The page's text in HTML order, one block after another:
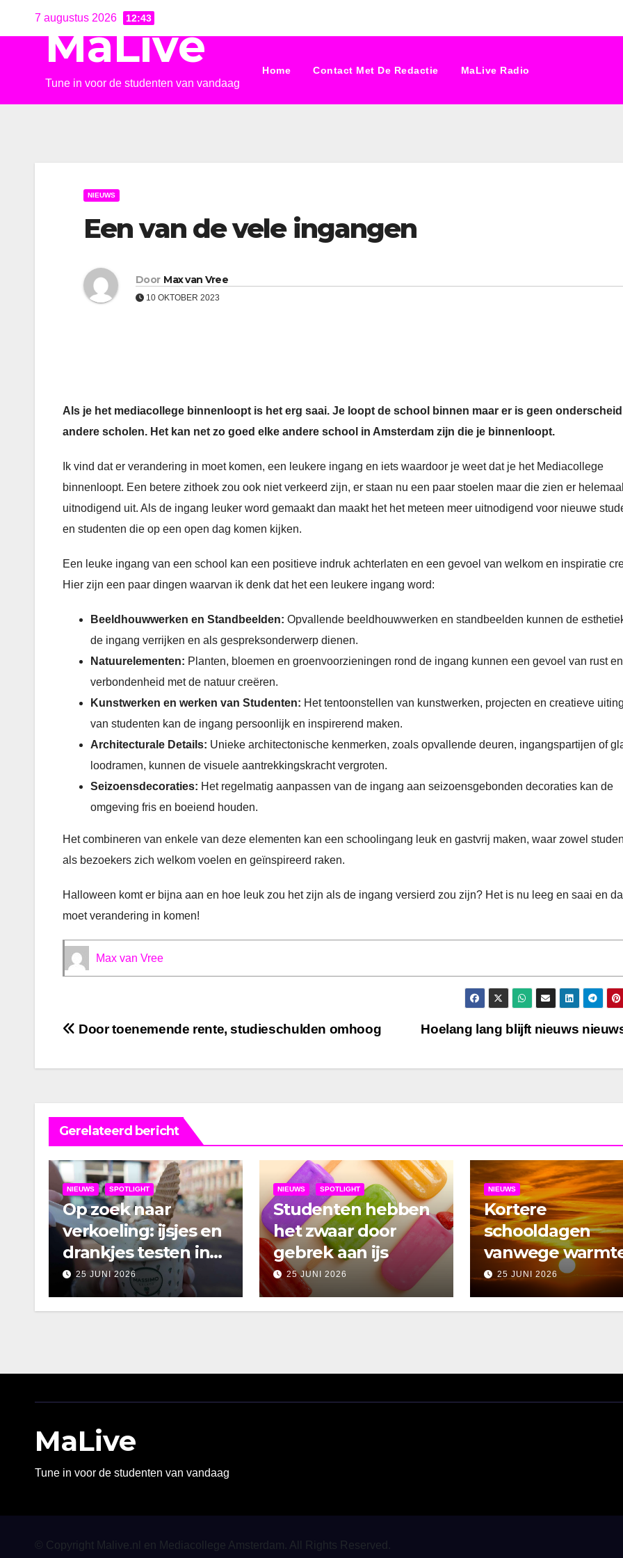
7 augustus 2026 12:43
MaLive
Tune in voor de studenten van vandaag
Home Contact Met De Redactie MaLive Radio
NIEUWS
Een van de vele ingangen
Door Max van Vree
10 OKTOBER 2023
Als je het mediacollege binnenloopt is het erg saai. Je loopt de school binnen maar er is geen
andere scholen. Het kan net zo goed elke andere school in Amsterdam zijn die je binnenloopt.
Ik vind dat er verandering in moet komen, een leukere ingang en iets waardoor je weet dat je het Mediacollege
binnenloopt. Een betere zithoek zou ook niet verkeerd zijn, er staan nu een paar stoelen maar die zien er
uitnodigend uit. Als de ingang leuker word gemaakt dan maakt het het meteen meer uitnodigend voor nieuwe
en studenten die op een open dag komen kijken.
Een leuke ingang van een school kan een positieve indruk achterlaten en een gevoel van welkom en inspiratie
Hier zijn een paar dingen waarvan ik denk dat het een leukere ingang word:
Beeldhouwwerken en Standbeelden: Opvallende beeldhouwwerken en standbeelden kunnen de
de ingang verrijken en als gespreksonderwerp dienen.
Natuurelementen: Planten, bloemen en groenvoorzieningen rond de ingang kunnen een gevoel van rust en
verbondenheid met de natuur creëren.
Kunstwerken en werken van Studenten: Het tentoonstellen van kunstwerken, projecten en creatieve
van studenten kan de ingang persoonlijk en inspirerend maken.
Architecturale Details: Unieke architectonische kenmerken, zoals opvallende deuren, ingangspartijen of
loodramen, kunnen de visuele aantrekkingskracht vergroten.
Seizoensdecoraties: Het regelmatig aanpassen van de ingang aan seizoensgebonden decoraties kan de
omgeving fris en boeiend houden.
Het combineren van enkele van deze elementen kan een schoolingang leuk en gastvrij maken, waar zowel
als bezoekers zich welkom voelen en geïnspireerd raken.
Halloween komt er bijna aan en hoe leuk zou het zijn als de ingang versierd zou zijn? Het is nu leeg en saai en
moet verandering in komen!
Max van Vree
Bericht
navigatie
Hoelang lang blijft nieuws
Door toenemende rente, studieschulden omhoog
Gerelateerd bericht
NIEUWS SPOTLIGHT
Op zoek naar
verkoeling: ijsjes en
drankjes testen in
Amsterdam
25 JUNI 2026
NIEUWS SPOTLIGHT
Studenten hebben
het zwaar door
gebrek aan ijs
25 JUNI 2026
NIEUWS
Kortere
schooldagen
vanwege
25 JUNI 2026
MaLive
Tune in voor de studenten van vandaag
© Copyright Malive.nl en Mediacollege Amsterdam. All Rights Reserved.